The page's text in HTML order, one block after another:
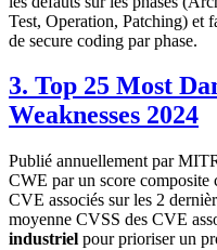
Test, Operation, Patching) et
de secure coding par phase.
3. Top 25 Most
Weaknesses 2024
Publié annuellement par
CWE par un score composite
CVE associés sur les 2
moyenne CVSS des CVE
industriel pour prioriser un